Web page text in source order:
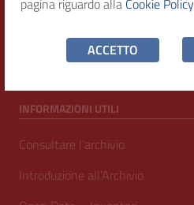
pagina riguardo alla Cookie Policy
ACCETTO
C.F. / P.IVA
00807960158
INFORMAZIONI UTILI
Consultare l’archivio
Introduzione all’Archivio